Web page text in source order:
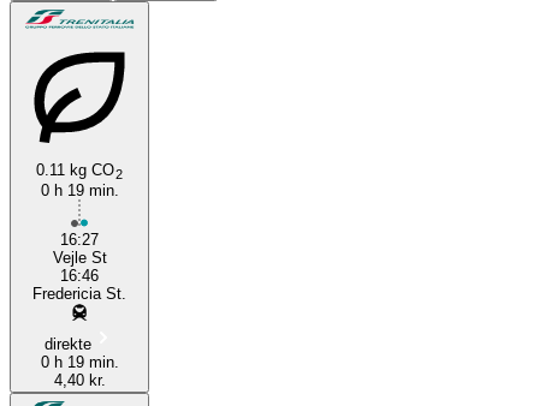
0.11 kg CO2
0 h 19 min.
16:27
Vejle St
16:46
Fredericia St.
direkte
0 h 19 min.
4,40 kr.